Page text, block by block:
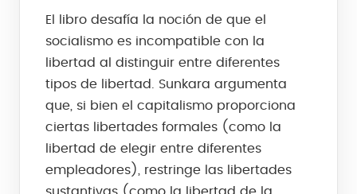
El libro desafía la noción de que el
socialismo es incompatible con la
libertad al distinguir entre diferentes
tipos de libertad. Sunkara argumenta
que, si bien el capitalismo proporciona
ciertas libertades formales (como la
libertad de elegir entre diferentes
empleadores), restringe las libertades